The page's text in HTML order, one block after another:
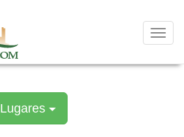
Lugares